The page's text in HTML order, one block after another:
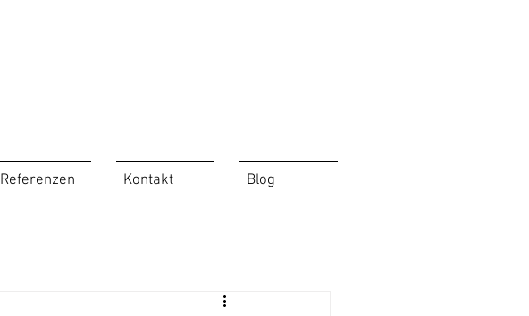
Referenzen Kontakt Blog